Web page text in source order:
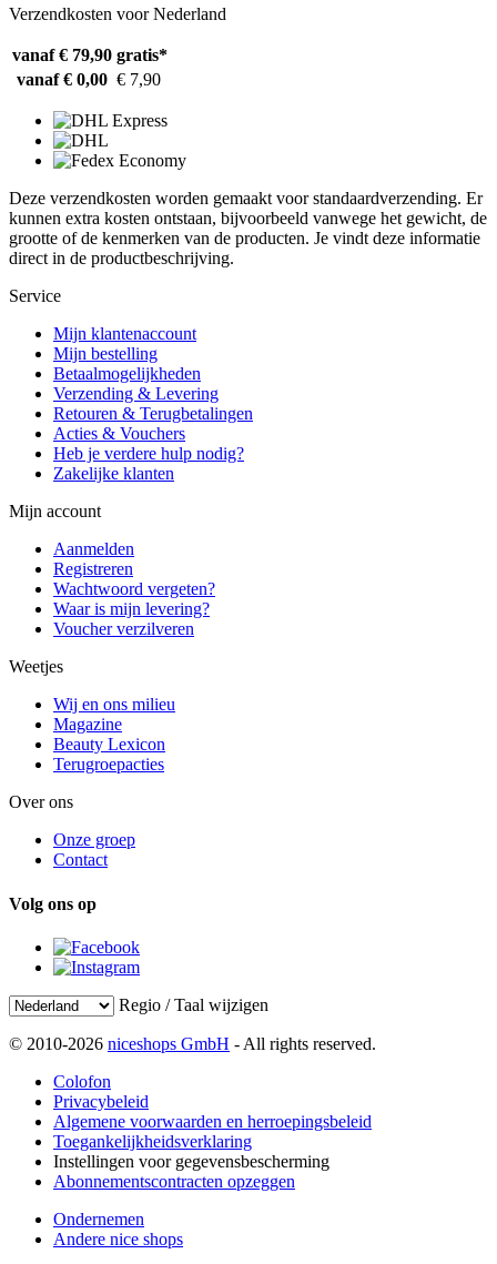
Verzendkosten voor Nederland
vanaf € 79,90 gratis*
vanaf € 0,00 € 7,90
Deze verzendkosten worden gemaakt voor standaardverzending. Er
kunnen extra kosten ontstaan, bijvoorbeeld vanwege het gewicht, de
grootte of de kenmerken van de producten. Je vindt deze informatie
direct in de productbeschrijving.
Service
Mijn klantenaccount
Mijn bestelling
Betaalmogelijkheden
Verzending & Levering
Retouren & Terugbetalingen
Acties & Vouchers
Heb je verdere hulp nodig?
Zakelijke klanten
Mijn account
Aanmelden
Registreren
Wachtwoord vergeten?
Waar is mijn levering?
Voucher verzilveren
Weetjes
Wij en ons milieu
Magazine
Beauty Lexicon
Terugroepacties
Over ons
Onze groep
Contact
Volg ons op
Regio / Taal wijzigen
© 2010-2026 niceshops GmbH - All rights reserved.
Colofon
Privacybeleid
Algemene voorwaarden en herroepingsbeleid
Toegankelijkheidsverklaring
Instellingen voor gegevensbescherming
Abonnementscontracten opzeggen
Ondernemen
Andere nice shops